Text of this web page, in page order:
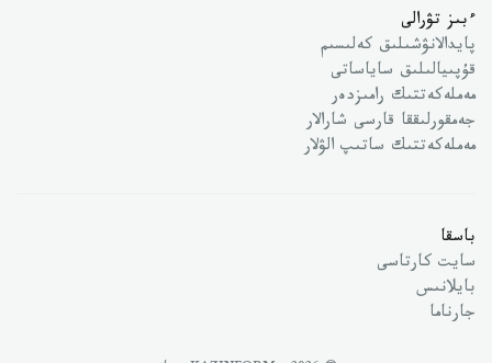
ءبىز تۋرالى
پايدالانۋشىلىق كەلىسىم
قۇپىيالىلىق ساياساتى
مەملەكەتتىك رامىزدەر
جەمقورلىققا قارسى شارالار
مەملەكەتتىك ساتىپ الۋلار
باسقا
سايت كارتاسى
بايلانىس
جارناما